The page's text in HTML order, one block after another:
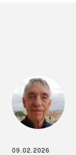
09.02.2026